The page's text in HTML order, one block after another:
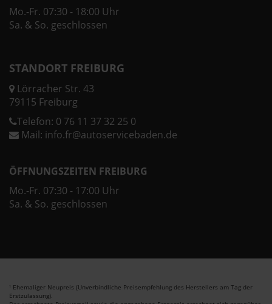
Mo.-Fr. 07:30 - 18:00 Uhr
Sa. & So. geschlossen
STANDORT FREIBURG
Lörracher Str. 43
79115 Freiburg
Telefon: 0 76 11 37 32 25 0
Mail: info.fr@autoservicebaden.de
ÖFFNUNGSZEITEN FREIBURG
Mo.-Fr. 07:30 - 17:00 Uhr
Sa. & So. geschlossen
1 Ehemaliger Neupreis (Unverbindliche Preisempfehlung des Herstellers am Tag der
Erstzulassung).